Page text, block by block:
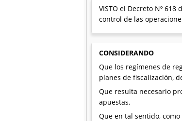
VISTO el Decreto Nº
control de las
CONSIDERANDO
Que los regímenes de
planes de fiscalización,
Que resulta necesario
apuestas.
Que en tal sentido,